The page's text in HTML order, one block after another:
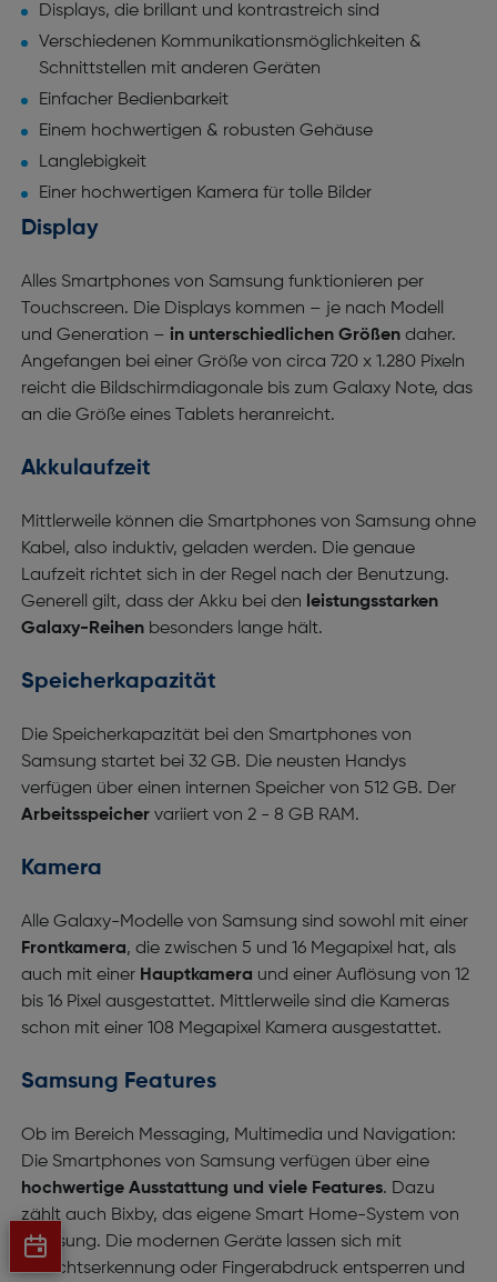
Displays, die brillant und kontrastreich sind
Verschiedenen Kommunikationsmöglichkeiten &
Schnittstellen mit anderen Geräten
Einfacher Bedienbarkeit
Einem hochwertigen & robusten Gehäuse
Langlebigkeit
Einer hochwertigen Kamera für tolle Bilder
Display
Alles Smartphones von Samsung funktionieren per
Touchscreen. Die Displays kommen – je nach Modell
und Generation – in unterschiedlichen Größendaher.
Angefangen bei einer Größe von circa 720 x 1.280 Pixeln
reicht die Bildschirmdiagonale bis zum Galaxy Note, das
an die Größe eines Tablets heranreicht.
Akkulaufzeit
Mittlerweile können die Smartphones von Samsung ohne
Kabel, also induktiv, geladen werden. Die genaue
Laufzeit richtet sich in der Regel nach der Benutzung.
Generell gilt, dass der Akku bei den leistungsstarken
Galaxy-Reihenbesonders lange hält.
Speicherkapazität
Die Speicherkapazität bei den Smartphones von
Samsung startet bei 32 GB. Die neusten Handys
verfügen über einen internen Speicher von 512 GB. Der
Arbeitsspeicher variiert von 2 - 8 GB RAM.
Kamera
Alle Galaxy-Modelle von Samsung sind sowohl mit einer
Frontkamera, die zwischen 5 und 16 Megapixel hat, als
auch mit einer Hauptkamera und einer Auflösung von 12
bis 16 Pixel ausgestattet. Mittlerweile sind die Kameras
schon mit einer 108 Megapixel Kamera ausgestattet.
Samsung Features
Ob im Bereich Messaging, Multimedia und Navigation:
Die Smartphones von Samsung verfügen über eine
hochwertige Ausstattung und viele Features. Dazu
zählt auch Bixby, das eigene Smart Home-System von
Samsung. Die modernen Geräte lassen sich mit
Gesichtserkennung oder Fingerabdruck entsperren und